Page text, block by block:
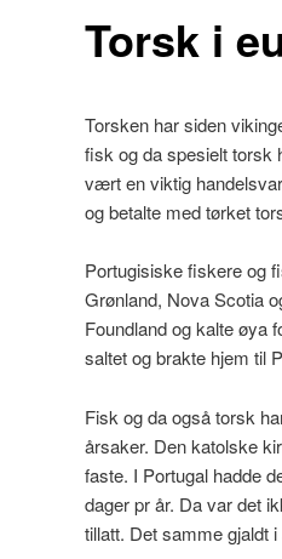
Torsk i
Torsken har siden
fisk og da spesielt torsk
vært en viktig
og betalte med tørket
Portugisiske fiskere og
Grønland, Nova Scotia
Foundland og kalte øya
saltet og brakte hjem til
Fisk og da også torsk
årsaker. Den katolske
faste. I Portugal hadde
dager pr år. Da var det
tillatt. Det samme gjaldt